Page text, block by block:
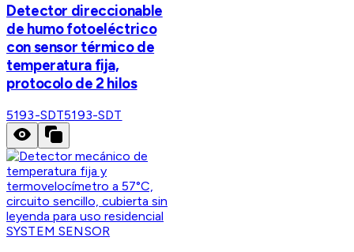
Detector direccionable
de humo fotoeléctrico
con sensor térmico de
temperatura fija,
protocolo de 2 hilos
5193-SDT5193-SDT
SYSTEM SENSOR